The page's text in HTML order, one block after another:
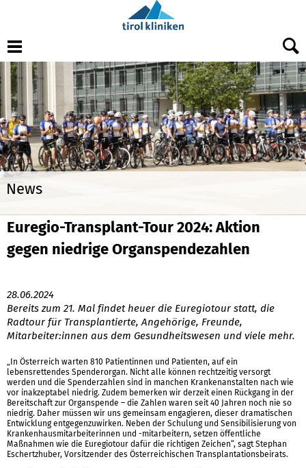
Menu
News
Euregio-Transplant-Tour 2024: Aktion
gegen niedrige Organspendezahlen
28.06.2024
Bereits zum 21. Mal findet heuer die Euregiotour statt, die
Radtour für Transplantierte, Angehörige, Freunde,
Mitarbeiter:innen aus dem Gesundheitswesen und viele mehr.
„In Österreich warten 810 Patientinnen und Patienten, auf ein
lebensrettendes Spenderorgan. Nicht alle können rechtzeitig versorgt
werden und die Spenderzahlen sind in manchen Krankenanstalten nach wie
vor inakzeptabel niedrig. Zudem bemerken wir derzeit einen Rückgang in der
Bereitschaft zur Organspende – die Zahlen waren seit 40 Jahren noch nie so
niedrig. Daher müssen wir uns gemeinsam engagieren, dieser dramatischen
Entwicklung entgegenzuwirken. Neben der Schulung und Sensibilisierung von
Krankenhausmitarbeiterinnen und -mitarbeitern, setzen öffentliche
Maßnahmen wie die Euregiotour dafür die richtigen Zeichen“, sagt Stephan
Eschertzhuber, Vorsitzender des Österreichischen Transplantationsbeirats.